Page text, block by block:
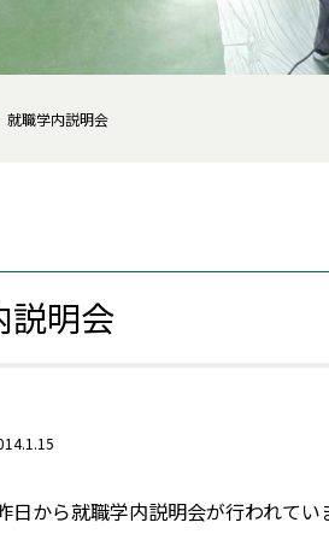
就職学内説明会
説明会
日から就職学内説明会が行われてい